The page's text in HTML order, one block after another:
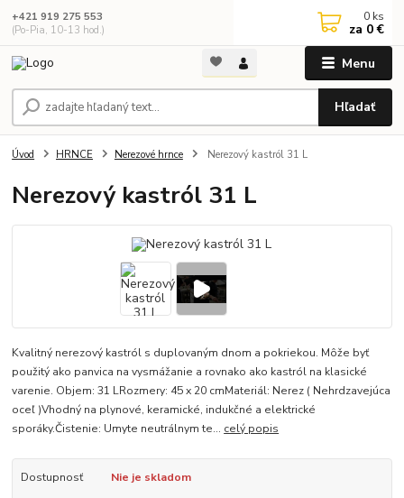
Menu
Hľadať
+421 919 275 553
(Po-Pia, 10-13 hod.)
0 ks
za 0 €
Úvod HRNCE Nerezové hrnce Nerezový kastról 31 L
Nerezový kastról 31 L
Kvalitný nerezový kastról s duplovaným dnom a pokriekou. Môže byť
použitý ako panvica na vysmážanie a rovnako ako kastról na klasické
varenie. Objem: 31 LRozmery: 45 x 20 cmMateriál: Nerez ( Nehrdzavejúca
oceľ )Vhodný na plynové, keramické, indukčné a elektrické
sporáky.Čistenie: Umyte neutrálnym te... celý popis
Dostupnosť Nie je skladom